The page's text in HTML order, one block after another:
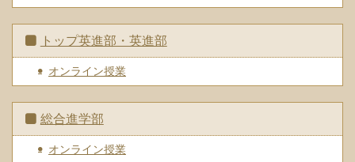
トップ英進部・英進部
オンライン授業
総合進学部
オンライン授業